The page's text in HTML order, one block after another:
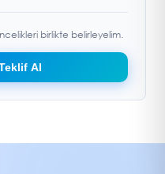
birlikte belirleyelim.
Al